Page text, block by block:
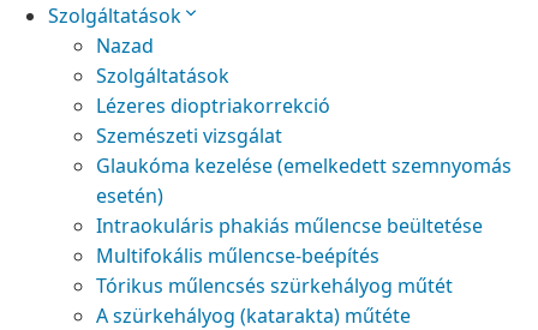
Szolgáltatások
Nazad
Szolgáltatások
Lézeres dioptriakorrekció
Szemészeti vizsgálat
Glaukóma kezelése (emelkedett szemnyomás
esetén)
Intraokuláris phakiás műlencse beültetése
Multifokális műlencse-beépítés
Tórikus műlencsés szürkehályog műtét
A szürkehályog (katarakta) műtéte